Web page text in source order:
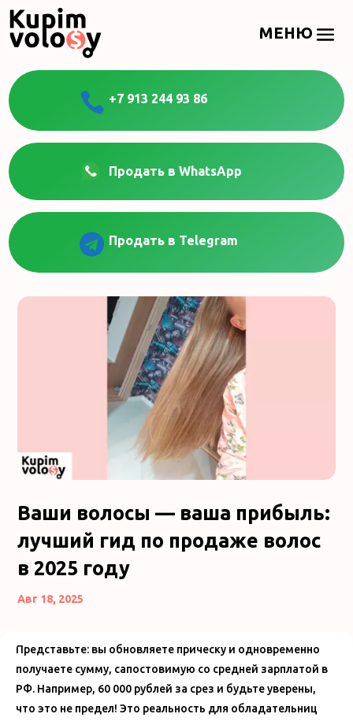
 +7 913 244 93 86
Продать в WhatsApp
 Продать в Telegram
Ваши волосы — ваша прибыль:
лучший гид по продаже волос
в 2025 году
Авг 18, 2025
Представьте: вы обновляете прическу и одновременно
получаете сумму, сапостовимую со средней зарплатой в
РФ. Например, 60 000 рублей за срез и будьте уверены,
что это не предел! Это реальность для обладательниц